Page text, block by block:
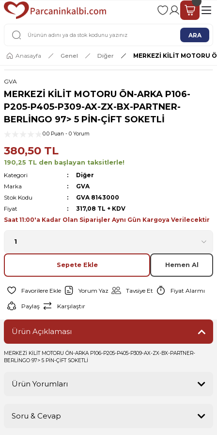
2 - 4 İŞ GÜNÜ İÇERİSİNDE KARGO
ARA
Anasayfa Genel Diğer MERKEZİ KİLİT MOTORU
GVA
MERKEZİ KİLİT MOTORU ÖN-ARKA P106-
P205-P405-P309-AX-ZX-BX-PARTNER-
BERLİNGO 97> 5 PİN-ÇİFT SOKETLİ
0.0 Puan - 0 Yorum
380,50 TL
190,25 TL den başlayan taksitlerle!
Kategori
Diğer
Marka
GVA
Stok Kodu
GVA 8143000
Fiyat
317,08 TL + KDV
Saat 11:00'a Kadar Olan Siparişler Aynı Gün Kargoya Verilecektir
Sepete Ekle Hemen Al
Yorum Yaz Tavsiye Et Fiyat Alarmı
Paylaş Karşılaştır
Ürün Açıklaması
MERKEZİ KİLİT MOTORU ÖN-ARKA P106-P205-P405-P309-AX-ZX-BX-PARTNER-
BERLİNGO 97> 5 PİN-ÇİFT SOKETLİ
Ürün Yorumları
Soru & Cevap